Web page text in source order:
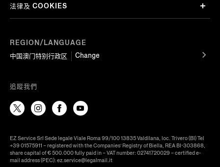
REGION/LANGUAGE
中国澳门特别行政区
Change
法律及 COOKIES
追蹤我們
EZ Service Srl Sede legale Viale Roma 99/100 13835 Valdilana, loc. Trivero (BI) Tel
+39 01575911 – registered with the Companies’ Registry of Biella, REA BI-303868,
share capital of € 500.000 fully paid in – VAT number: 02741720029 – certified e-
mail address (PEC): ez.service@legalmail.it